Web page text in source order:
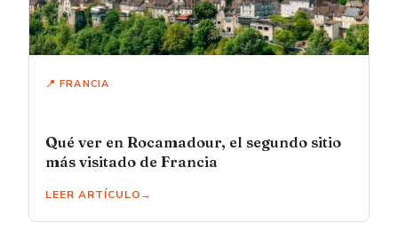
📍 FRANCIA
Qué ver en Rocamadour, el segundo sitio
más visitado de Francia
LEER ARTÍCULO